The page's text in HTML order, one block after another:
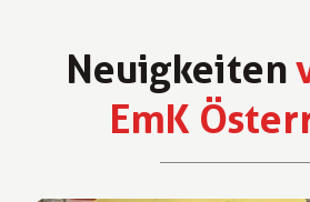
Neu­ig­kei­ten
EmK